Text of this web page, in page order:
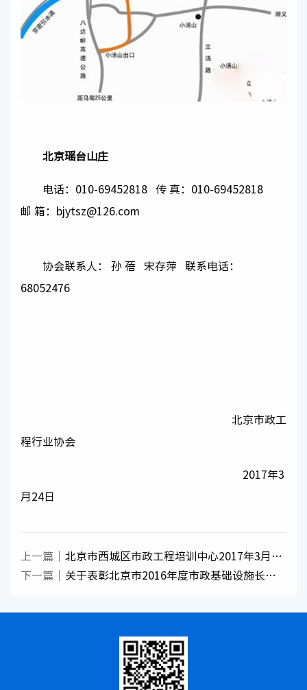
北京瑶台山庄
电话：010-69452818 传 真：010-69452818
邮 箱：bjytsz@126.com
协会联系人： 孙 蓓 宋存萍 联系电话：
68052476
北京市政工
程行业协会
2017年3
月24日
上一篇
北京市西城区市政工程培训中心2017年3月安
全三类人员考试成绩
下一篇
关于表彰北京市2016年度市政基础设施长城